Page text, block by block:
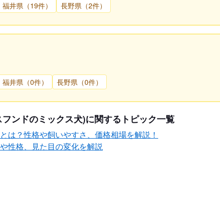
福井県（19件） 長野県（2件）
福井県（0件） 長野県（0件）
ンドのミックス犬)に関するトピック一覧
は？性格や飼いやすさ、価格相場を解説！
性格、見た目の変化を解説